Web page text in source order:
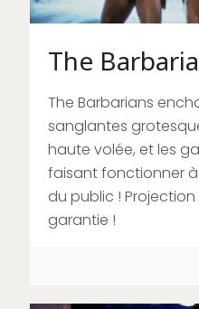
The
The Barbarians
sanglantes
haute volée, et les
faisant fonctionner
du public !
garantie !